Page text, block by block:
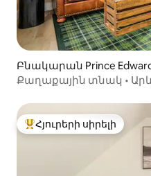
Բնակարան Prince
Քաղաքային տնակ •
Հյուրերի սիրելի
Հյուրերի սիրելի